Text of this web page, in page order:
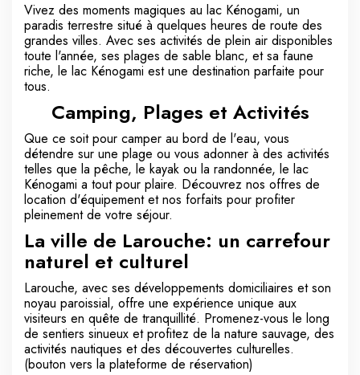
Vivez des moments magiques au lac Kénogami, un
paradis terrestre situé à quelques heures de route des
grandes villes. Avec ses activités de plein air disponibles
toute l'année, ses plages de sable blanc, et sa faune
riche, le lac Kénogami est une destination parfaite pour
tous.
Camping, Plages et Activités
Que ce soit pour camper au bord de l'eau, vous
détendre sur une plage ou vous adonner à des activités
telles que la pêche, le kayak ou la randonnée, le lac
Kénogami a tout pour plaire. Découvrez nos offres de
location d'équipement et nos forfaits pour profiter
pleinement de votre séjour.
La ville de Larouche: un carrefour
naturel et culturel
Larouche, avec ses développements domiciliaires et son
noyau paroissial, offre une expérience unique aux
visiteurs en quête de tranquillité. Promenez-vous le long
de sentiers sinueux et profitez de la nature sauvage, des
activités nautiques et des découvertes culturelles.
(bouton vers la plateforme de réservation)